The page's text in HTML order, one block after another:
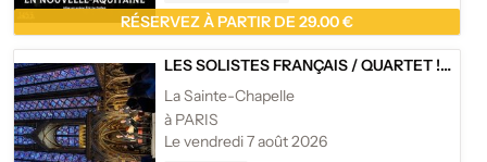
RÉSERVEZ À PARTIR DE 29.00 €
LES SOLISTES FRANÇAIS /QUARTET ! PLUS BELLES PAGES POUR QUATUOR
La Sainte-Chapelle
à PARIS
Le vendredi 7 août 2026